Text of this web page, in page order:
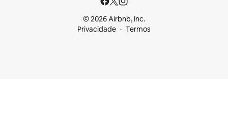
© 2026 Airbnb, Inc.
Privacidade
Termos